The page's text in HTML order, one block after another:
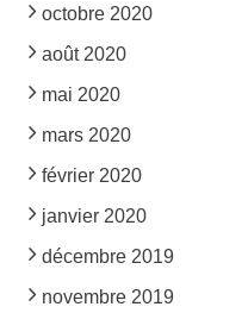
octobre 2020
août 2020
mai 2020
mars 2020
février 2020
janvier 2020
décembre 2019
novembre 2019